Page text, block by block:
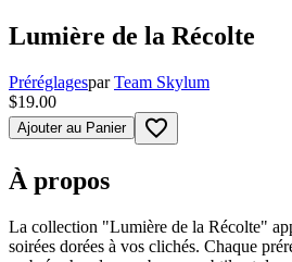
Lumière de la Récolte
Préréglagespar Team Skylum
$19.00
Ajouter au Panier favorite_border
À propos
La collection "Lumière de la Récolte"
soirées dorées à vos clichés. Chaque